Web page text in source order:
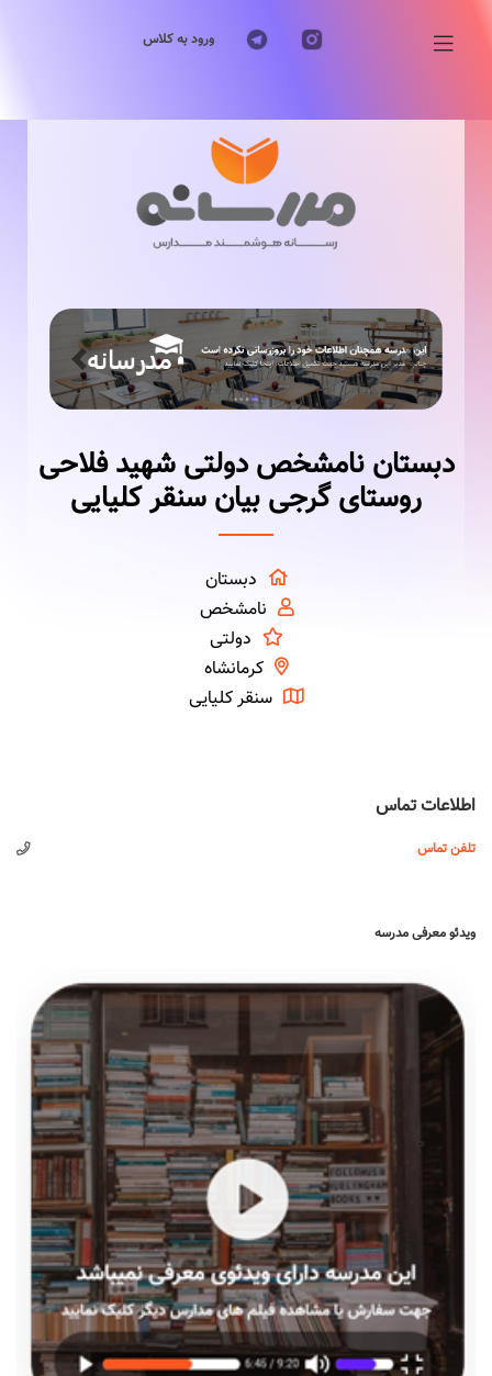
ورود به کلاس
Previous Next
دبستان نامشخص دولتی شهید فلاحی
روستای گرجی بیان سنقر کلیایی
دبستان
نامشخص
دولتی
کرمانشاه
سنقر کلیایی
اطلاعات تماس
تلفن تماس
ویدئو معرفی مدرسه